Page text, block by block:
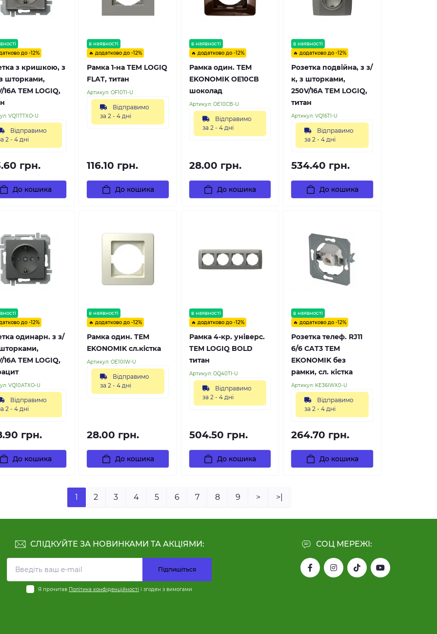
до -12%
з кришкою, з
шторками,
16A TEM LOGIQ,
VQ11TTXO-U
Відправимо
2 - 4 дні
грн.
До кошика
в наявності
🔥 додатково до -12%
Рамка 1-на TEM LOGIQ
FLAT, титан
Артикул: OF10TI-U
Відправимо
за 2 - 4 дні
116.10 грн.
До кошика
в наявності
🔥 додатково до -12%
Рамка один. ТЕМ
EKONOMIK OE10CB
шоколад
Артикул: OE10CB-U
Відправимо
за 2 - 4 дні
28.00 грн.
До кошика
в наявності
🔥 додатково до -12%
Розетка подвійна, з з/
к, з шторками,
250V/16A TEM LOGIQ,
титан
Артикул:VQ16TI-U
Відправимо
за 2 - 4 дні
534.40 грн.
До кошика
до -12%
одинарн. з з/
16A TEM LOGIQ,
VQ10ATXO-U
Відправимо
2 - 4 дні
грн.
До кошика
в наявності
🔥 додатково до -12%
Рамка один. ТЕМ
EKONOMIK сл.кістка
Артикул: OE10IW-U
Відправимо
за 2 - 4 дні
28.00 грн.
До кошика
в наявності
🔥 додатково до -12%
Рамка 4-кр. універс.
TEM LOGIQ BOLD
титан
Артикул: OQ40TI-U
Відправимо
за 2 - 4 дні
504.50 грн.
До кошика
в наявності
🔥 додатково до -12%
Розетка телеф. RJ11
6/6 CAT3 ТЕМ
EKONOMIK без
рамки, сл. кістка
Артикул: KE36IWX0-U
Відправимо
за 2 - 4 дні
264.70 грн.
До кошика
1 2 3 4 5 6 7 8 9 > >|
СОЦ МЕРЕЖІ:
СЛІДКУЙТЕ ЗА НОВИНКАМИ ТА АКЦІЯМИ:
Підпишіться
Я прочитав Політика конфіденційності і згоден з вимогами